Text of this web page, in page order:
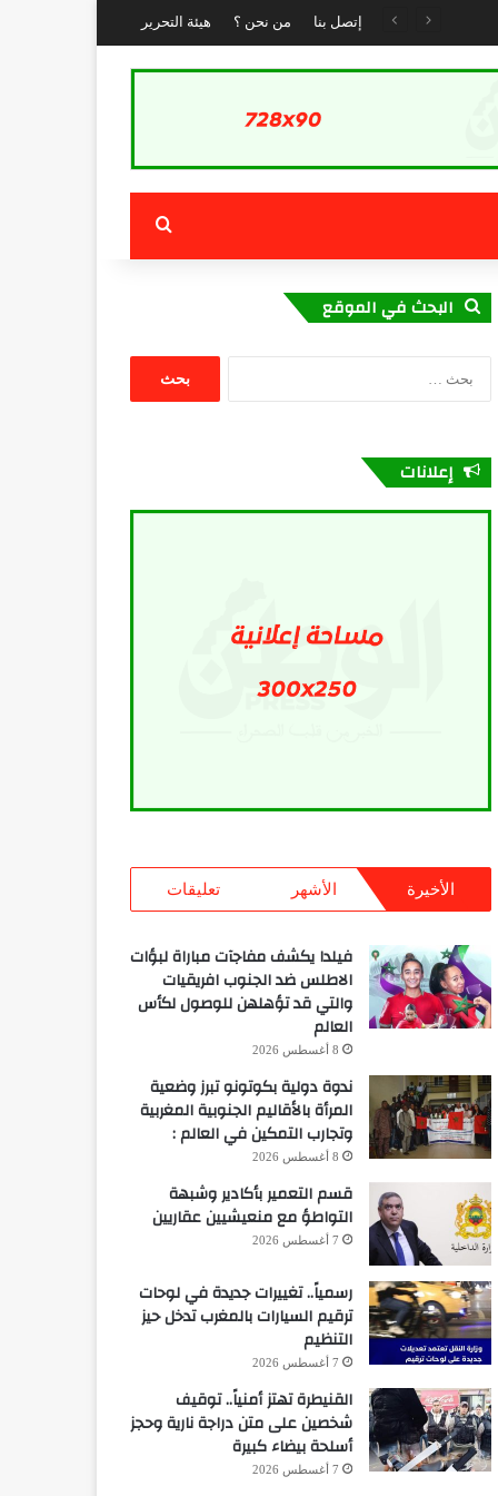
إتصل بنا من نحن ؟ هيئة التحرير
بحث عن
البحث في الموقع
إعلانات
الأخيرة الأشهر تعليقات
فيلدا يكشف مفاجآت مباراة لبؤات
الاطلس ضد الجنوب افريقيات
والتي قد تؤهلهن للوصول لكأس
العالم
8 أغسطس 2026
ندوة دولية بكوتونو تبرز وضعية
المرأة بالأقاليم الجنوبية المغربية
وتجارب التمكين في العالم :
8 أغسطس 2026
قسم التعمير بأكادير وشبهة
التواطؤ مع منعيشيين عقاريين
7 أغسطس 2026
رسمياً.. تغييرات جديدة في لوحات
ترقيم السيارات بالمغرب تدخل حيز
التنظيم
7 أغسطس 2026
القنيطرة تهتز أمنياً.. توقيف
شخصين على متن دراجة نارية وحجز
أسلحة بيضاء كبيرة
7 أغسطس 2026